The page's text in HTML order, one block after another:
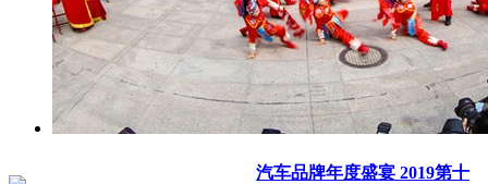
汽车品牌年度盛宴 2019第十